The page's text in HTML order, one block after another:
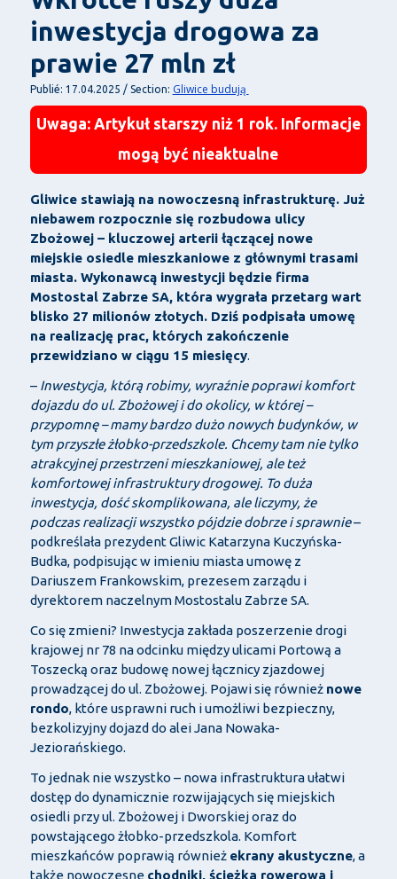
inwestycja drogowa za
prawie 27 mln zł
Publié: 17.04.2025 / Section: Gliwice budują
Uwaga: Artykuł starszy niż 1 rok. Informacje
mogą być nieaktualne
Gliwice stawiają na nowoczesną infrastrukturę. Już
niebawem rozpocznie się rozbudowa ulicy
Zbożowej – kluczowej arterii łączącej nowe
miejskie osiedle mieszkaniowe z głównymi trasami
miasta. Wykonawcą inwestycji będzie firma
Mostostal Zabrze SA, która wygrała przetarg wart
blisko 27 milionów złotych. Dziś podpisała umowę
na realizację prac, których zakończenie
przewidziano w ciągu 15 miesięcy.
– Inwestycja, którą robimy, wyraźnie poprawi komfort
dojazdu do ul. Zbożowej i do okolicy, w której –
przypomnę – mamy bardzo dużo nowych budynków, w
tym przyszłe żłobko-przedszkole. Chcemy tam nie tylko
atrakcyjnej przestrzeni mieszkaniowej, ale też
komfortowej infrastruktury drogowej. To duża
inwestycja, dość skomplikowana, ale liczymy, że
podczas realizacji wszystko pójdzie dobrze i sprawnie–
podkreślała prezydent Gliwic Katarzyna Kuczyńska-
Budka, podpisując w imieniu miasta umowę z
Dariuszem Frankowskim, prezesem zarządu i
dyrektorem naczelnym Mostostalu Zabrze SA.
Co się zmieni? Inwestycja zakłada poszerzenie drogi
krajowej nr 78 na odcinku między ulicami Portową a
Toszecką oraz budowę nowej łącznicy zjazdowej
prowadzącej do ul. Zbożowej. Pojawi się również nowe
rondo, które usprawni ruch i umożliwi bezpieczny,
bezkolizyjny dojazd do alei Jana Nowaka-
Jeziorańskiego.
To jednak nie wszystko – nowa infrastruktura ułatwi
dostęp do dynamicznie rozwijających się miejskich
osiedli przy ul. Zbożowej i Dworskiej oraz do
powstającego żłobko-przedszkola. Komfort
mieszkańców poprawią również ekrany akustyczne, a
także nowoczesne chodniki, ścieżka rowerowa i